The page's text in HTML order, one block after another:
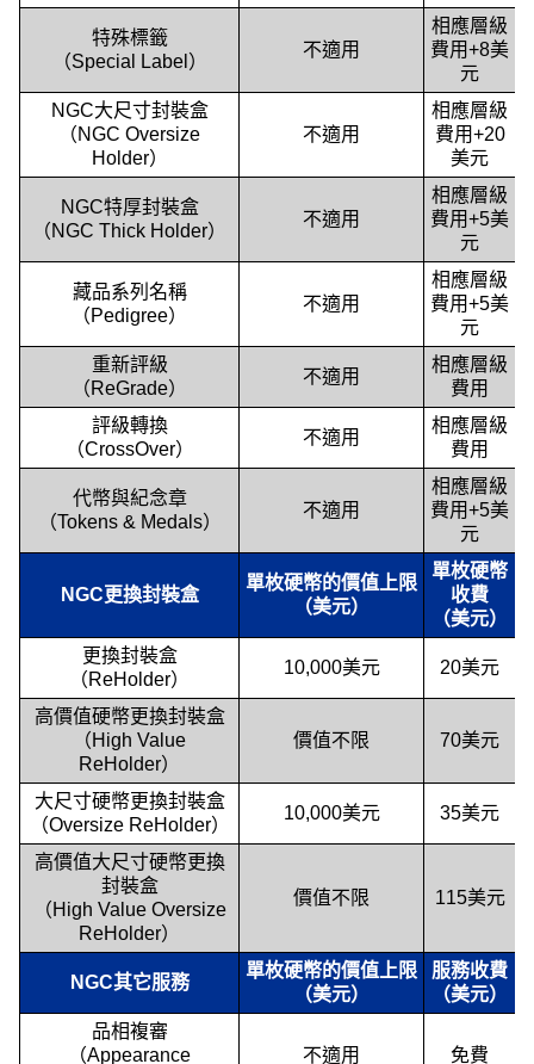
特殊標籤
（Special Label）
不適用
相應層級
費用+8美
元
NGC大尺寸封裝盒
（NGC Oversize
Holder）
不適用
相應層級
費用+20
美元
NGC特厚封裝盒
（NGC Thick Holder）
不適用
相應層級
費用+5美
元
藏品系列名稱
（Pedigree）
不適用
相應層級
費用+5美
元
重新評級
（ReGrade）
不適用
相應層級
費用
評級轉換
（CrossOver）
不適用
相應層級
費用
代幣與紀念章
（Tokens & Medals）
不適用
相應層級
費用+5美
元
NGC更換封裝盒
單枚硬幣的價值上限
（美元）
單枚硬幣
收費
（美元）
更換封裝盒
（ReHolder）
10,000美元 20美元
高價值硬幣更換封裝盒
（High Value
ReHolder）
價值不限 70美元
大尺寸硬幣更換封裝盒
（Oversize ReHolder）
10,000美元 35美元
高價值大尺寸硬幣更換
封裝盒
（High Value Oversize
ReHolder）
價值不限 115美元
NGC其它服務
單枚硬幣的價值上限
（美元）
服務收費
（美元）
品相複審
（Appearance
不適用 免費